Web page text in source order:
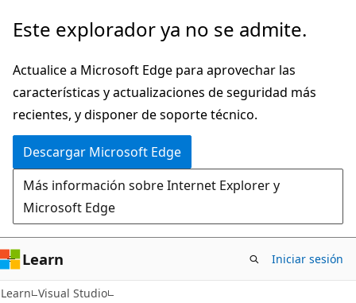
Ir
contenido
principal
Este explorador ya no se admite.
Actualice a Microsoft Edge para aprovechar las
características y actualizaciones de seguridad más
recientes, y disponer de soporte técnico.
Descargar Microsoft Edge
Más información sobre Internet Explorer y
Microsoft Edge
Learn Iniciar sesión
Learn Visual Studio